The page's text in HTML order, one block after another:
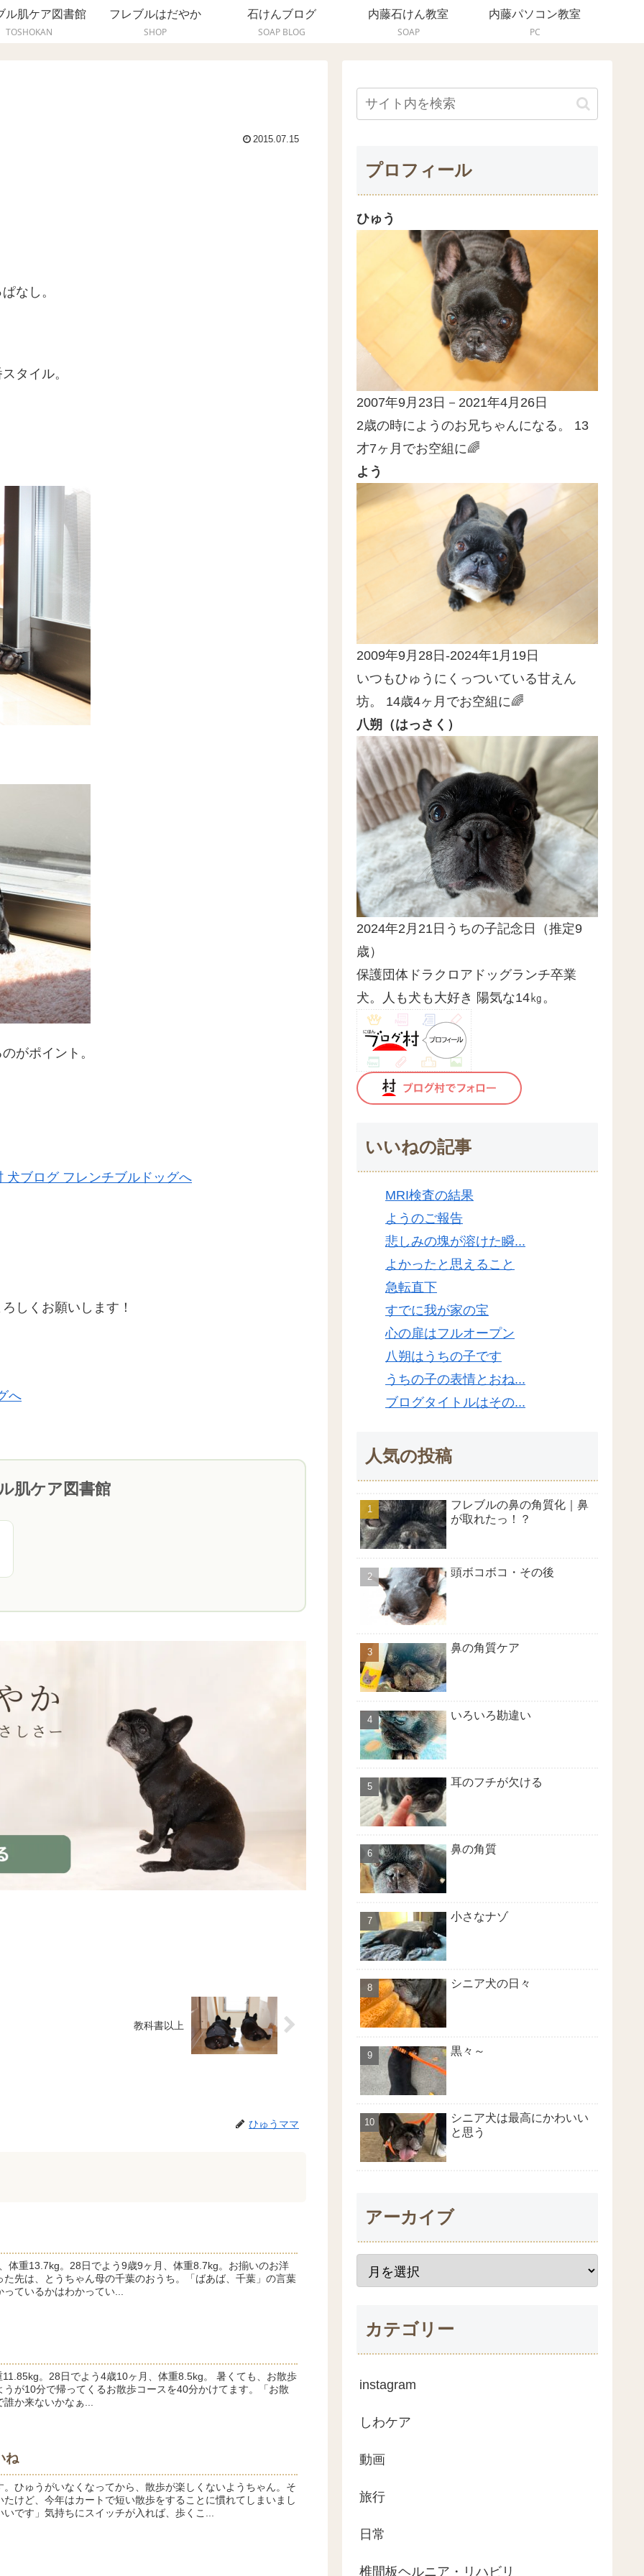
ル肌ケア図書館
TOSHOKAN
フレブルはだやか
SHOP
石けんブログ
SOAP BLOG
内藤石けん教室
SOAP
内藤パソコン教室
PC
2015.07.15
なし。
タイル。
がポイント。
しくお願いします！
肌ケア図書館
教科書以上
ひゅうママ
体重13.7kg。28日でよう9歳9ヶ月、体重8.7kg。お揃いのお洋
先は、とうちゃん母の千葉のおうち。「ばあば、千葉」の言葉
ているかはわかってい...
。28日でよう4歳10ヶ月、体重8.5kg。 暑くても、お散歩
が10分で帰ってくるお散歩コースを40分かけてます。「お散
か来ないかなぁ...
ね
ひゅうがいなくなってから、散歩が楽しくないようちゃん。そ
けど、今年はカートで短い散歩をすることに慣れてしまいまし
です」気持ちにスイッチが入れば、歩くこ...
プロフィール
ひゅう
2007年9月23日－2021年4月26日
2歳の時にようのお兄ちゃんになる。 13
才7ヶ月でお空組に🌈
よう
2009年9月28日-2024年1月19日
いつもひゅうにくっついている甘えん
坊。 14歳4ヶ月でお空組に🌈
八朔（はっさく）
2024年2月21日うちの子記念日（推定9
歳）
保護団体ドラクロアドッグランチ卒業
犬。人も犬も大好き 陽気な14㎏。
いいねの記事
MRI検査の結果
ようのご報告
悲しみの塊が溶けた瞬...
よかったと思えること
急転直下
すでに我が家の宝
心の扉はフルオープン
八朔はうちの子です
うちの子の表情とおね...
ブログタイトルはその...
人気の投稿
フレブルの鼻の角質化｜鼻
が取れたっ！？
頭ボコボコ・その後
鼻の角質ケア
いろいろ勘違い
耳のフチが欠ける
鼻の角質
小さなナゾ
シニア犬の日々
黒々～
シニア犬は最高にかわいい
と思う
アーカイブ
カテゴリー
instagram
しわケア
動画
旅行
日常
椎間板ヘルニア・リハビリ